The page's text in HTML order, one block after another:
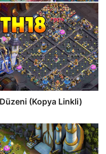
(Kopya Linkli)